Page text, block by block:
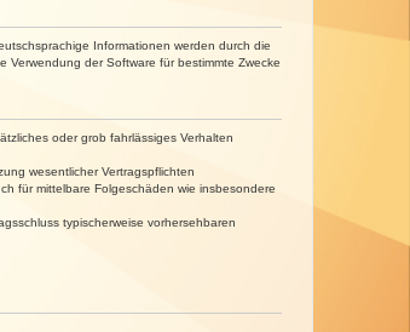
Informationen werden durch die
der Software für bestimmte Zwecke
oder grob fahrlässiges Verhalten
wesentlicher Vertragspflichten
für mittelbare Folgeschäden wie insbesondere
typischerweise vorhersehbaren